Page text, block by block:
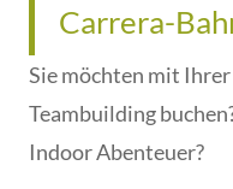
Carrera-
Sie möchten mit
Teambuilding
Indoor Abenteuer?